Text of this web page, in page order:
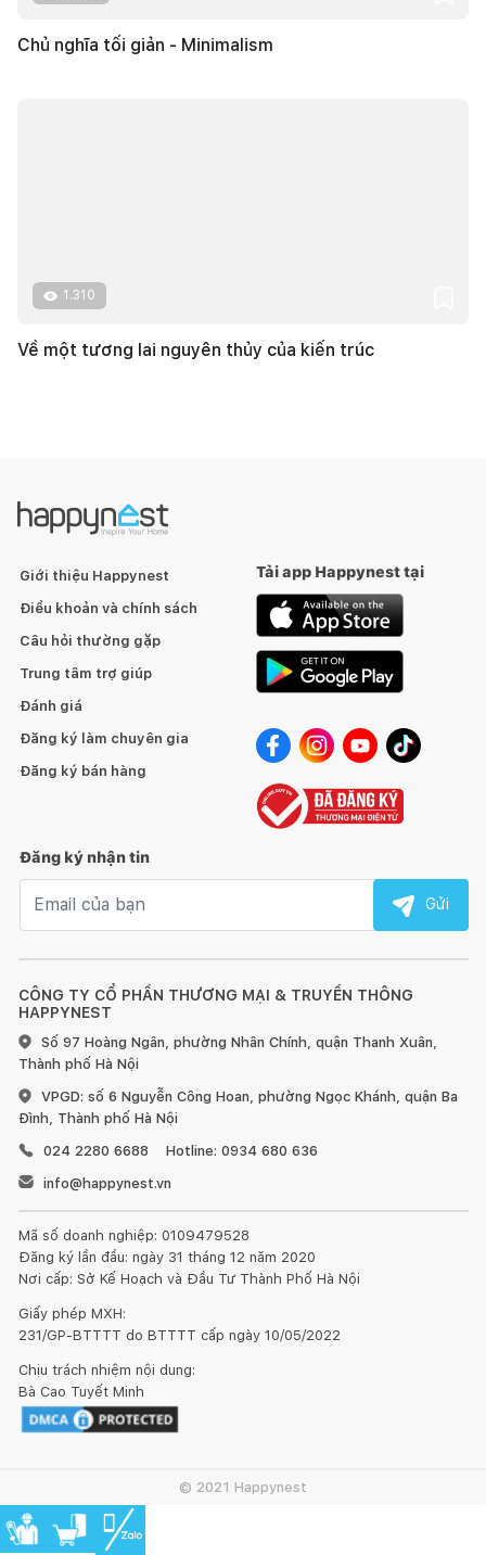
Chủ nghĩa tối giản - Minimalism
1.310
Về một tương lai nguyên thủy của kiến trúc
CÔNG TY CỔ PHẦN THƯƠNG MẠI & TRUYỀN THÔNG
HAPPYNEST
Số 97 Hoàng Ngân, phường Nhân Chính, quận Thanh Xuân,
Thành phố Hà Nội
VPGD: số 6 Nguyễn Công Hoan, phường Ngọc Khánh, quận Ba
Đình, Thành phố Hà Nội
024 2280 6688
Hotline: 0934 680 636
info@happynest.vn
Mã số doanh nghiệp: 0109479528
Đăng ký lần đầu: ngày 31 tháng 12 năm 2020
Nơi cấp: Sở Kế Hoạch và Đầu Tư Thành Phố Hà Nội
Giấy phép MXH:
231/GP-BTTTT do BTTTT cấp ngày 10/05/2022
Chịu trách nhiệm nội dung:
Bà Cao Tuyết Minh
Giới thiệu Happynest
Điều khoản và chính sách
Câu hỏi thường gặp
Trung tâm trợ giúp
Đánh giá
Đăng ký làm chuyên gia
Đăng ký bán hàng
Tải app Happynest tại
Đăng ký nhận tin
Gửi
© 2021 Happynest